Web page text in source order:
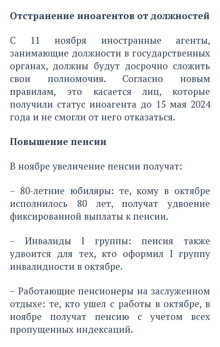
Отстранение иноагентов от должностей
С 11 ноября иностранные агенты,
занимающие должности в государственных
органах, должны будут досрочно сложить
свои полномочия. Согласно новым
правилам, это касается лиц, которые
получили статус иноагента до 15 мая 2024
года и не смогли от него отказаться.
Повышение пенсии
В ноябре увеличение пенсии получат:
– 80-летние юбиляры: те, кому в октябре
исполнилось 80 лет, получат удвоение
фиксированной выплаты к пенсии.
– Инвалиды I группы: пенсия также
удвоится для тех, кто оформил I группу
инвалидности в октябре.
– Работающие пенсионеры на заслуженном
отдыхе: те, кто ушел с работы в октябре, в
ноябре получат пенсию с учетом всех
пропущенных индексаций.